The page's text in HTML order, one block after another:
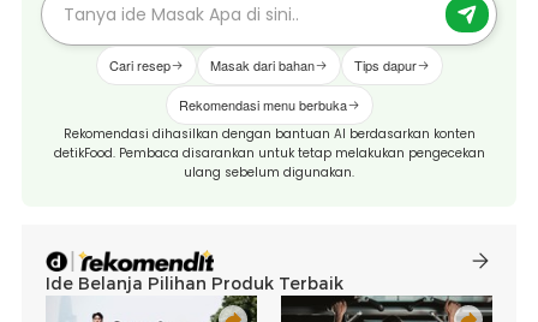
Cari resep Masak dari bahan Tips dapur
Rekomendasi menu berbuka
Rekomendasi dihasilkan dengan bantuan AI berdasarkan konten
detikFood. Pembaca disarankan untuk tetap melakukan pengecekan
ulang sebelum digunakan.